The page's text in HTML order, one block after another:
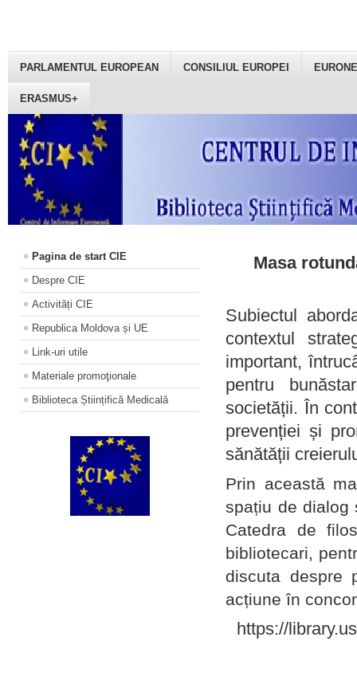
PARLAMENTUL EUROPEAN CONSILIUL EUROPEI
ERASMUS+
Pagina de start CIE
Despre CIE
Activități CIE
Republica Moldova și UE
Link-uri utile
Materiale promoţionale
Biblioteca Științifică Medicală
Masa
Subiectul
contextul
important,
pentru
societății. În
prevenției și
sănătății
Prin această
spațiu de dialog
Catedra de
bibliotecari,
discuta despre
acțiune în
https://